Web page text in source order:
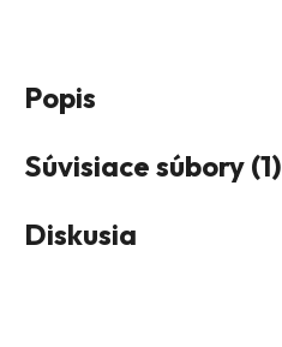
Popis
Súvisiace súbory (1)
Diskusia